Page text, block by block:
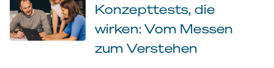
Konzepttests, die
wirken: Vom Messen
zum Verstehen